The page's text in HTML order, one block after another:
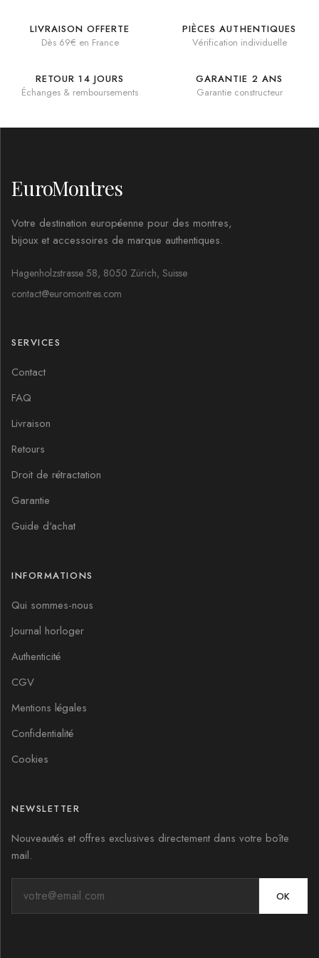
LIVRAISON OFFERTE
Dès 69€ en France
PIÈCES AUTHENTIQUES
Vérification individuelle
RETOUR 14 JOURS
Échanges & remboursements
GARANTIE 2 ANS
Garantie constructeur
EuroMontres
Votre destination européenne pour des montres,
bijoux et accessoires de marque authentiques.
Hagenholzstrasse 58, 8050 Zürich, Suisse
contact@euromontres.com
SERVICES
Contact
FAQ
Livraison
Retours
Droit de rétractation
Garantie
Guide d'achat
INFORMATIONS
Qui sommes-nous
Journal horloger
Authenticité
CGV
Mentions légales
Confidentialité
Cookies
NEWSLETTER
Nouveautés et offres exclusives directement dans votre boîte
mail.
OK